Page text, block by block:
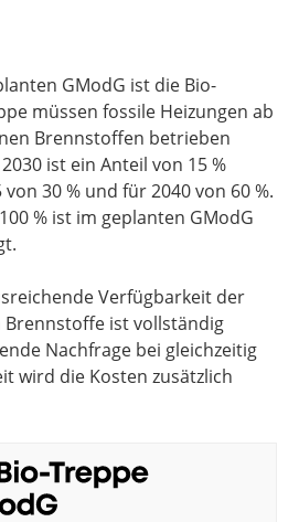
GModG ist die Bio-
müssen fossile Heizungen ab
Brennstoffen betrieben
ist ein Anteil von 15 %
30 % und für 2040 von 60 %.
% ist im geplanten GModG
Verfügbarkeit der
ist vollständig
Nachfrage bei gleichzeitig
wird die Kosten zusätzlich